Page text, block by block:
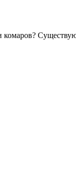
комаров?